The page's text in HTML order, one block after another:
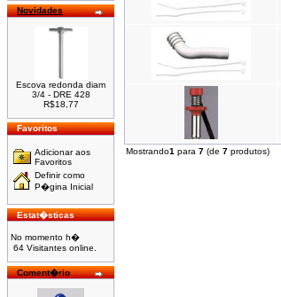
Novidades
Escova redonda diam
3/4 - DRE 428
R$18,77
Favoritos
Adicionar aos
Favoritos
Definir como
P�gina Inicial
Estat�sticas
No momento h�
64 Visitantes online.
Coment�rio
Mostrando1 para 7 (de 7 produtos)